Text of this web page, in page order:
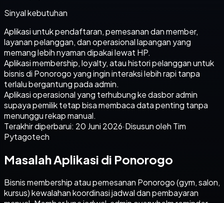
Sinyal kebutuhan
Aplikasi untuk pendaftaran, pemesanan dan member,
layanan pelanggan, dan operasional lapangan yang
memang lebih nyaman dipakai lewat HP.
Aplikasi membership, loyalty, atau histori pelanggan untuk
bisnis di Ponorogo yang ingin interaksi lebih rapi tanpa
terlalu bergantung pada admin.
Aplikasi operasional yang terhubung ke dasbor admin
supaya pemilik tetap bisa membaca data penting tanpa
menunggu rekap manual.
Terakhir diperbarui: 20 Juni 2026·Disusun oleh Tim
Pytagotech
Masalah Aplikasi di Ponorogo
Bisnis membership atau pemesanan Ponorogo (gym, salon,
kursus) kewalahan koordinasi jadwal dan pembayaran